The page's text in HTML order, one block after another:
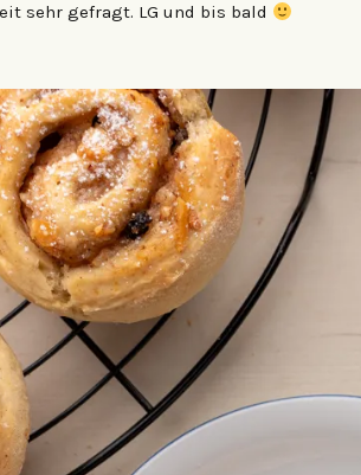
sehr gefragt. LG und bis bald